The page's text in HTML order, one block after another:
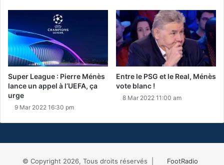
Super League : Pierre Ménès
lance un appel à l’UEFA, ça
urge
9 Mar 2022 16:30 pm
Entre le PSG et le Real, Ménès
vote blanc !
8 Mar 2022 11:00 am
© Copyright 2026, Tous droits réservés | FootRadio